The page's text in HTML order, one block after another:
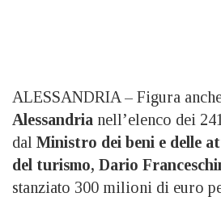
ALESSANDRIA – Figura
Alessandria nell’elenco dei
dal Ministro dei beni e delle
del turismo, Dario
stanziato 300 milioni di euro